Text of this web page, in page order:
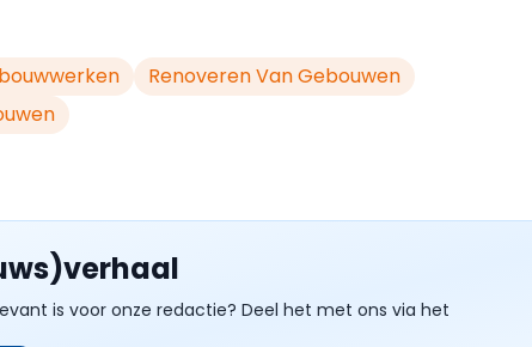
Renoveren Van Gebouwen
is voor onze redactie? Deel het met ons via het